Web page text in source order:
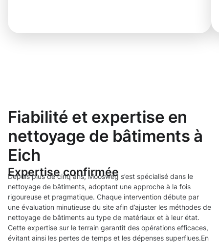
Fiabilité et expertise en
nettoyage de bâtiments à
Eich
Expertise confirmée
Depuis plus de cinq ans, Moosweg s’est spécialisé dans le
nettoyage de bâtiments, adoptant une approche à la fois
rigoureuse et pragmatique. Chaque intervention débute par
une évaluation minutieuse du site afin d’ajuster les méthodes de
nettoyage de bâtiments au type de matériaux et à leur état.
Cette expertise sur le terrain garantit des opérations efficaces,
évitant ainsi les pertes de temps et les dépenses superflues.En